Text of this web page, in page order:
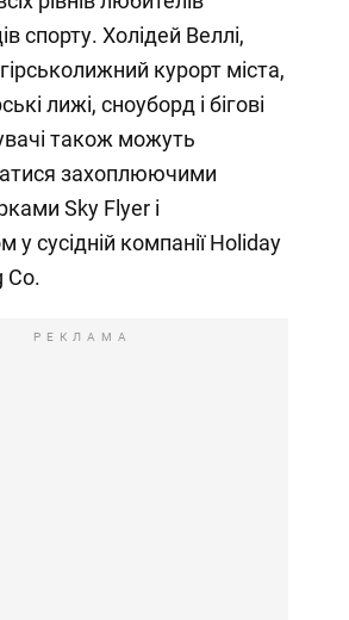
спорту. Холідей Веллі,
курорт міста,
лижі, сноуборд і бігові
також можуть
захоплюючими
Sky Flyer і
у сусідній компанії Holiday
Co.
РЕКЛАМА